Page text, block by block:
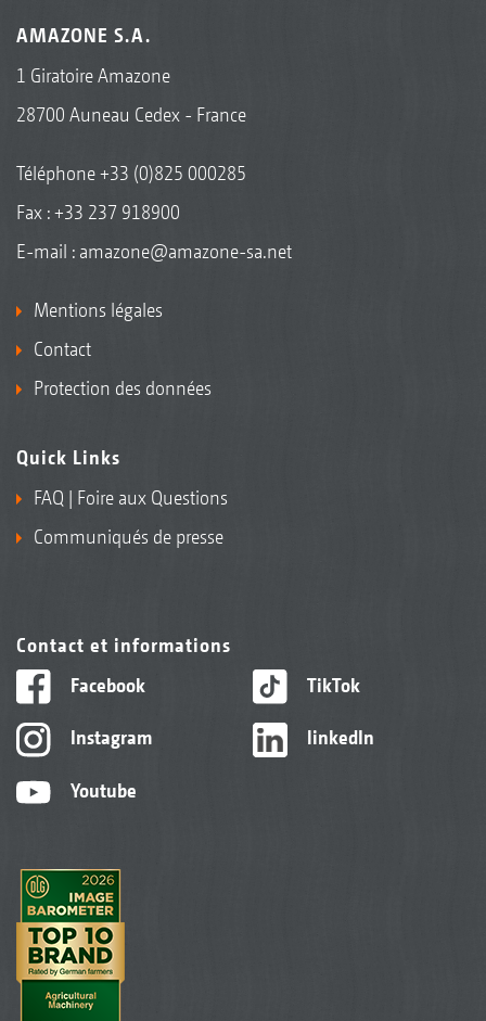
AMAZONE S.A.
1 Giratoire Amazone
28700 Auneau Cedex - France
Téléphone+33 (0)825 000285
Fax : +33 237 918900
E-mail : amazone@amazone-sa.net
Mentions légales
Contact
Protection des données
Quick Links
FAQ | Foire aux Questions
Communiqués de presse
Contact et informations
Facebook
Instagram
Youtube
TikTok
linkedIn